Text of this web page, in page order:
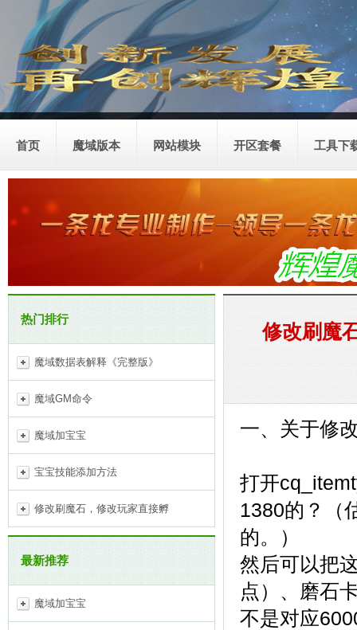
首页 魔域版本 网站模块 开区套餐 工具下
热门排行
魔域数据表解释《完整版》
魔域GM命令
魔域加宝宝
宝宝技能添加方法
修改刷魔石，修改玩家直接孵
最新推荐
魔域加宝宝
修改刷魔
一、关于修
打开
1380的？（
的。）
然后可以把
点）、磨石
不是对应